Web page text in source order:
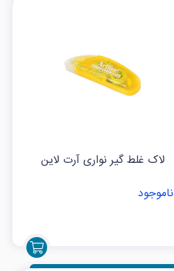
لاک غلط گیر نواری آرت لاین
ناموجود